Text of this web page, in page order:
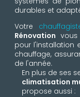
durables et
Votre
Rénovation
pour l'installation
chauffage,
de l'année.
En plus de ses
climatisation
propose aussi :